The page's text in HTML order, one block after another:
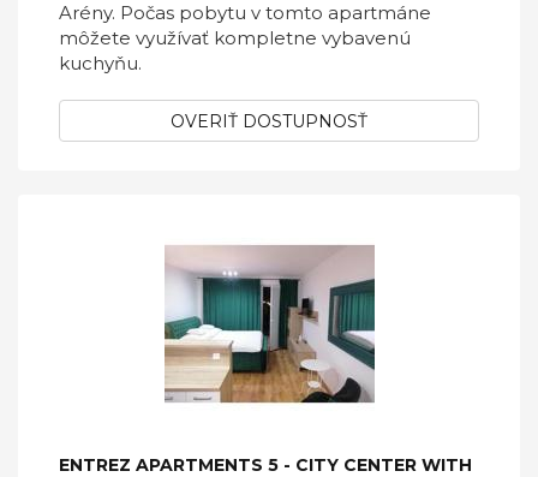
Arény. Počas pobytu v tomto apartmáne
môžete využívať kompletne vybavenú
kuchyňu.
OVERIŤ DOSTUPNOSŤ
ENTREZ APARTMENTS 5 - CITY CENTER WITH